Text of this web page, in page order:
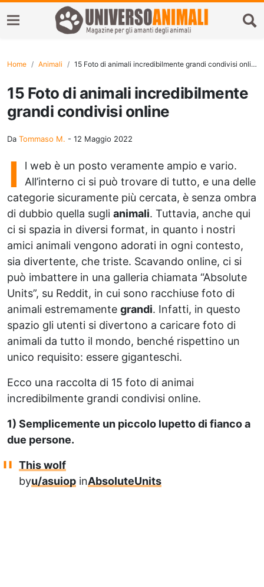
Home Animali 15 Foto di animali incredibilmente grandi condivisi online
15 Foto di animali incredibilmente
grandi condivisi online
Da Tommaso M. - 12 Maggio 2022
I
l web è un posto veramente ampio e vario.
All’interno ci si può trovare di tutto, e una delle
categorie sicuramente più cercata, è senza ombra
di dubbio quella sugli animali. Tuttavia, anche qui
ci si spazia in diversi format, in quanto i nostri
amici animali vengono adorati in ogni contesto,
sia divertente, che triste. Scavando online, ci si
può imbattere in una galleria chiamata “Absolute
Units”, su Reddit, in cui sono racchiuse foto di
animali estremamente grandi. Infatti, in questo
spazio gli utenti si divertono a caricare foto di
animali da tutto il mondo, benché rispettino un
unico requisito: essere giganteschi.
Ecco una raccolta di 15 foto di animai
incredibilmente grandi condivisi online.
1) Semplicemente un piccolo lupetto di fianco a
due persone.
This wolf
byu/asuiop inAbsoluteUnits